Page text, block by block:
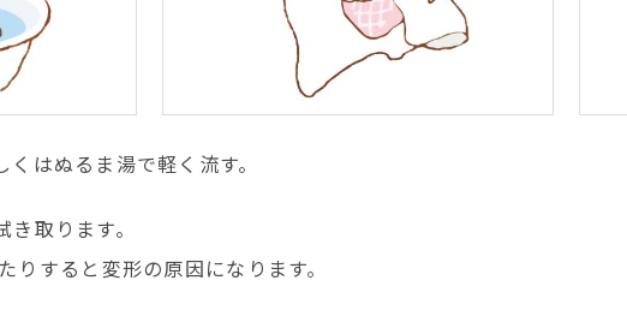
はぬるま湯で軽く流す。
取ります。
すると変形の原因になります。